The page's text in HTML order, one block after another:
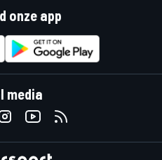
onze app
media